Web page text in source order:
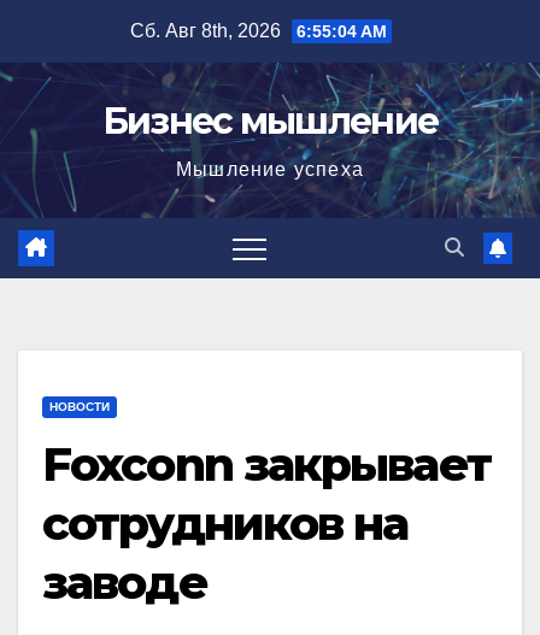
содержимому
Сб. Авг 8th, 2026 6:55:06 AM
Бизнес мышление
Мышление успеха
НОВОСТИ
Foxconn закрывает
сотрудников на
заводе